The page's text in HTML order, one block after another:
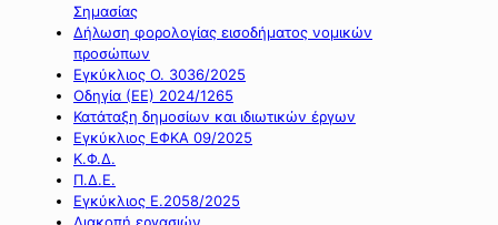
Σημασίας
Δήλωση φορολογίας εισοδήματος νομικών
προσώπων
Εγκύκλιος Ο. 3036/2025
Οδηγία (ΕΕ) 2024/1265
Κατάταξη δημοσίων και ιδιωτικών έργων
Εγκύκλιος ΕΦΚΑ 09/2025
Κ.Φ.Δ.
Π.Δ.Ε.
Εγκύκλιος Ε.2058/2025